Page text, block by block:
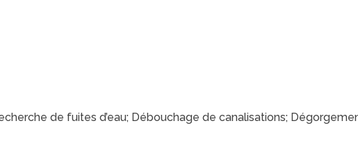
de fuites d’eau; Débouchage de canalisations;